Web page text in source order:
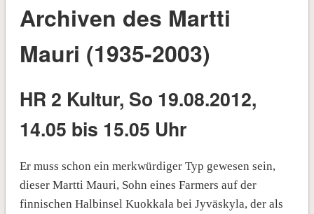
Archiven des Martti
Mauri (1935-2003)
HR 2 Kultur, So 19.08.2012,
14.05 bis 15.05 Uhr
Er muss schon ein merkwürdiger Typ gewesen sein,
dieser Martti Mauri, Sohn eines Farmers auf der
finnischen Halbinsel Kuokkala bei Jyväskyla, der als